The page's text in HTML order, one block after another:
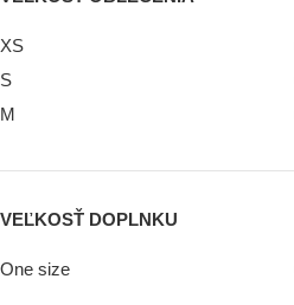
XS
S
M
VEĽKOSŤ DOPLNKU
One size